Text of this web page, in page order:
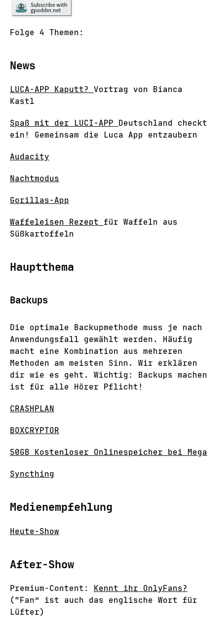
Folge 4 Themen:
News
LUCA-APP Kaputt? Vortrag von Bianca
Kastl
Spaß mit der LUCI-APP Deutschland checkt
ein! Gemeinsam die Luca App entzaubern
Audacity
Nachtmodus
Gorillas-App
Waffeleisen Rezept für Waffeln aus
Süßkartoffeln
Hauptthema
Backups
Die optimale Backupmethode muss je nach
Anwendungsfall gewählt werden. Häufig
macht eine Kombination aus mehreren
Methoden am meisten Sinn. Wir erklären
dir wie es geht. Wichtig: Backups machen
ist für alle Hörer Pflicht!
CRASHPLAN
BOXCRYPTOR
50GB Kostenloser Onlinespeicher bei Mega
Syncthing
Medienempfehlung
Heute-Show
After-Show
Premium-Content: Kennt ihr OnlyFans?
(“Fan” ist auch das englische Wort für
Lüfter)